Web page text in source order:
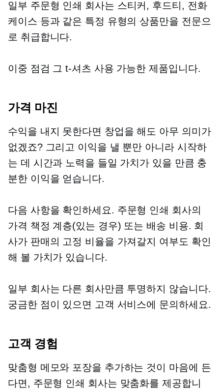
일부 주문형 인쇄 회사는 스티커, 후드티, 전화
케이스 등과 같은 특정 유형의 상품만을 전문으
로 취급합니다.
이중 점검 그t-셔츠 사용 가능한 제품입니다.
가격 마진
수익을 내지 못한다면 창업을 해도 아무 의미가
없겠죠? 그리고 이익을 낼 뿐만 아니라 시작하
는 데 시간과 노력을 들일 가치가 있을 만큼 충
분한 이익을 얻습니다.
다음 사항을 확인하세요. 주문형 인쇄 회사의
가격 책정 계층(있는 경우) 또는 배송 비용. 회
사가 판매의 고정 비율을 가져갈지 여부도 확인
해 볼 가치가 있습니다.
일부 회사는 다른 회사만큼 투명하지 않습니다.
궁금한 점이 있으면 고객 서비스에 문의하세요.
고객 경험
맞춤형 메모와 포장을 추가하는 것이 마음에 든
다면, 주문형 인쇄 회사는 맞춤화를 제공합니